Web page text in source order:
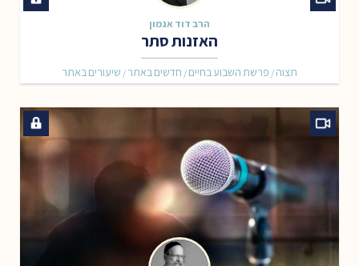
הרב דוד אגמון
האזנות סתר
שיעורים באתר / חדשים באתר / פרשת השבוע בחיים / תצוה